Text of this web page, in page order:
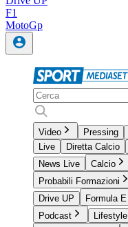
F1
MotoGp
Video Pressing
Live
Diretta Calcio
News Live
Calcio
Probabili Formazioni
Drive UP
Formula E
Podcast
Lifestyle